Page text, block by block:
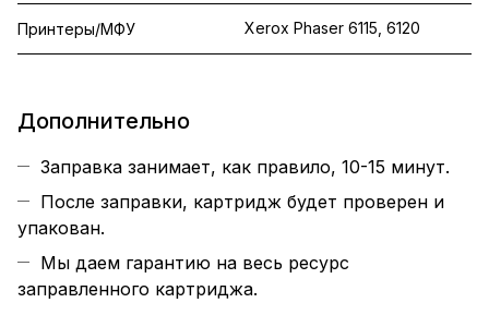
Принтеры/МФУ Xerox Phaser 6115, 6120
Дополнительно
Заправка занимает, как правило, 10-15 минут.
После заправки, картридж будет проверен и
упакован.
Мы даем гарантию на весь ресурс
заправленного картриджа.